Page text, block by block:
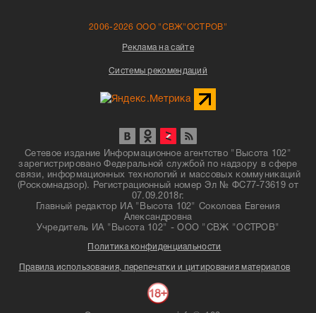
2006-2026 ООО "СВЖ"ОСТРОВ"
Реклама на сайте
Системы рекомендаций
Сетевое издание Информационное агентство "Высота 102"
зарегистрировано Федеральной службой по надзору в сфере
связи, информационных технологий и массовых коммуникаций
(Роскомнадзор). Регистрационный номер Эл № ФС77-73619 от
07.09.2018г.
Главный редактор ИА "Высота 102" Соколова Евгения
Александровна
Учредитель ИА "Высота 102" - ООО "СВЖ "ОСТРОВ"
Политика конфиденциальности
Правила использования, перепечатки и цитирования материалов